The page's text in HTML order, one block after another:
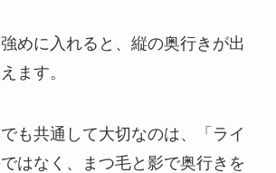
めに入れると、縦の奥行きが出
ます。
も共通して大切なのは、「ライ
はなく、まつ毛と影で奥行きを